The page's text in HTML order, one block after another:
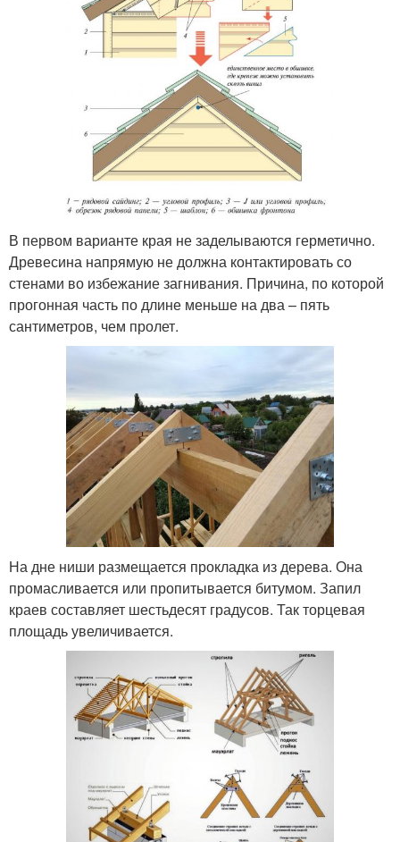
В первом варианте края не заделываются герметично.
Древесина напрямую не должна контактировать со
стенами во избежание загнивания. Причина, по которой
прогонная часть по длине меньше на два – пять
сантиметров, чем пролет.
На дне ниши размещается прокладка из дерева. Она
промасливается или пропитывается битумом. Запил
краев составляет шестьдесят градусов. Так торцевая
площадь увеличивается.